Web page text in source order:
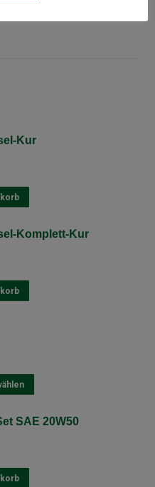
Kur
Komplett-Kur
Produkt
mehrere
SAE 20W50